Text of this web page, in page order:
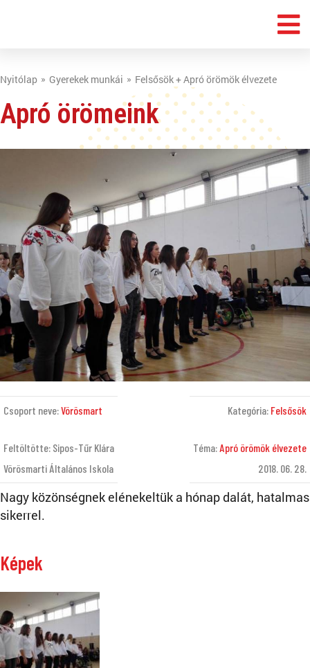
Nyitólap Gyerekek munkái Felsősök + Apró örömök élvezete
Apró örömeink
Csoport neve:Vörösmart
Feltöltötte: Sipos-Tűr Klára
Vörösmarti Általános Iskola
Kategória: Felsősök
Téma:Apró örömök élvezete
2018. 06. 28.
Nagy közönségnek elénekeltük a hónap dalát, hatalmas
sikerrel.
Képek